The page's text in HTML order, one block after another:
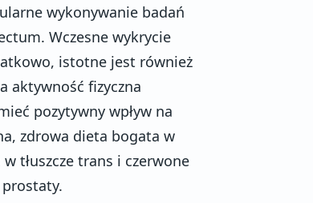
wykonywanie badań
Wczesne wykrycie
istotne jest również
aktywność fizyczna
pozytywny wpływ na
zdrowa dieta bogata w
tłuszcze trans i czerwone